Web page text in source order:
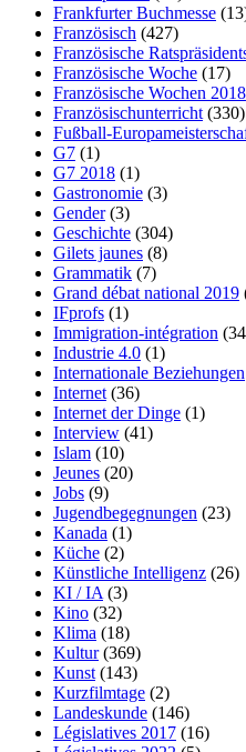
Frankfurter Buchmesse
Französisch (427)
Französische
Französische Woche (17)
Französische Wochen 2018
Französischunterricht (330)
Fußball-
G7 (1)
G7 2018 (1)
Gastronomie (3)
Gender(3)
Geschichte (304)
Gilets jaunes (8)
Grammatik (7)
Grand débat national 2019
IFprofs (1)
Immigration-intégration
Industrie 4.0 (1)
Internationale Beziehungen
Internet (36)
Internet der Dinge (1)
Interview (41)
Islam (10)
Jeunes (20)
Jobs (9)
Jugendbegegnungen (23)
Kanada (1)
Küche (2)
Künstliche Intelligenz (26)
KI / IA (3)
Kino (32)
Klima (18)
Kultur(369)
Kunst (143)
Kurzfilmtage (2)
Landeskunde (146)
Législatives 2017 (16)